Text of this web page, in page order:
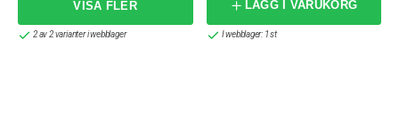
2 av 2 varianter i webblager
LÄGG I VARUKORG
I webblager: 1 st